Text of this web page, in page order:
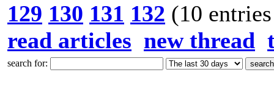
129 130 131 132 (10
read articles new thread
search for: